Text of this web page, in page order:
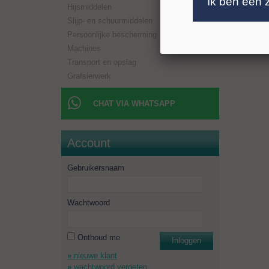
Hijsmiddelen
Slijp- en schuurmiddelen
Persoonlijke bescherming
Machines
Transport en opslag
Grafsierwerk
CHAT VIA WHATSAPP
Account
Gebruikersnaam
Wachtwoord
Onthoud me
Inloggen
nieuwe klant
wachtwoord vergeten